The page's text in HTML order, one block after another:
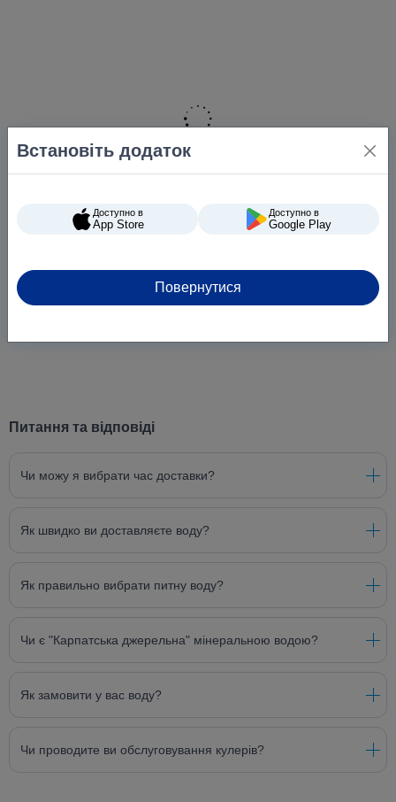
Питання та відповіді
Чи можу я вибрати час доставки?
Як швидко ви доставляєте воду?
Як правильно вибрати питну воду?
Чи є "Карпатська джерельна" мінеральною водою?
Як замовити у вас воду?
Чи проводите ви обслуговування кулерів?
Встановіть додаток
Доступно в
App Store
Доступно в
Google Play
Повернутися